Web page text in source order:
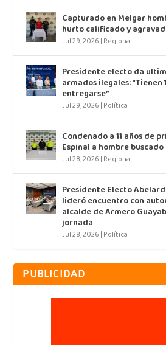
Capturado en Melgar
hurto calificado y
Jul 29, 2026 | Regional
Presidente electo da
armados ilegales: “Tienen
entregarse”
Jul 29, 2026 | Política
Condenado a 11 años de
Espinal a hombre
Jul 28, 2026 | Regional
Presidente Electo
lideró encuentro con
alcalde de Armero
jornada
Jul 28, 2026 | Política
PUBLICIDAD